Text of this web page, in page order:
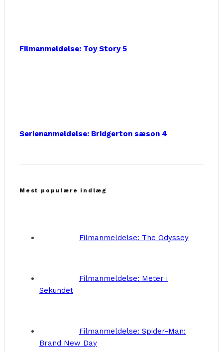
Filmanmeldelse: Toy Story 5
Serienanmeldelse: Bridgerton sæson 4
Mest populære indlæg
Filmanmeldelse: The Odyssey
Filmanmeldelse: Meter i
Sekundet
Filmanmeldelse: Spider-Man:
Brand New Day